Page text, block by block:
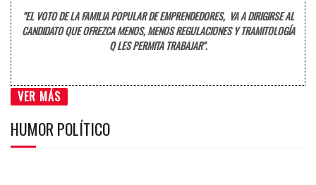
"EL VOTO DE LA FAMILIA POPULAR DE EMPRENDEDORES, VA A DIRIGIRSE AL
CANDIDATO QUE OFREZCA MENOS, MENOS REGULACIONES Y TRAMITOLOGÍA
Q LES PERMITA TRABAJAR".
VER MÁS
HUMOR POLÍTICO